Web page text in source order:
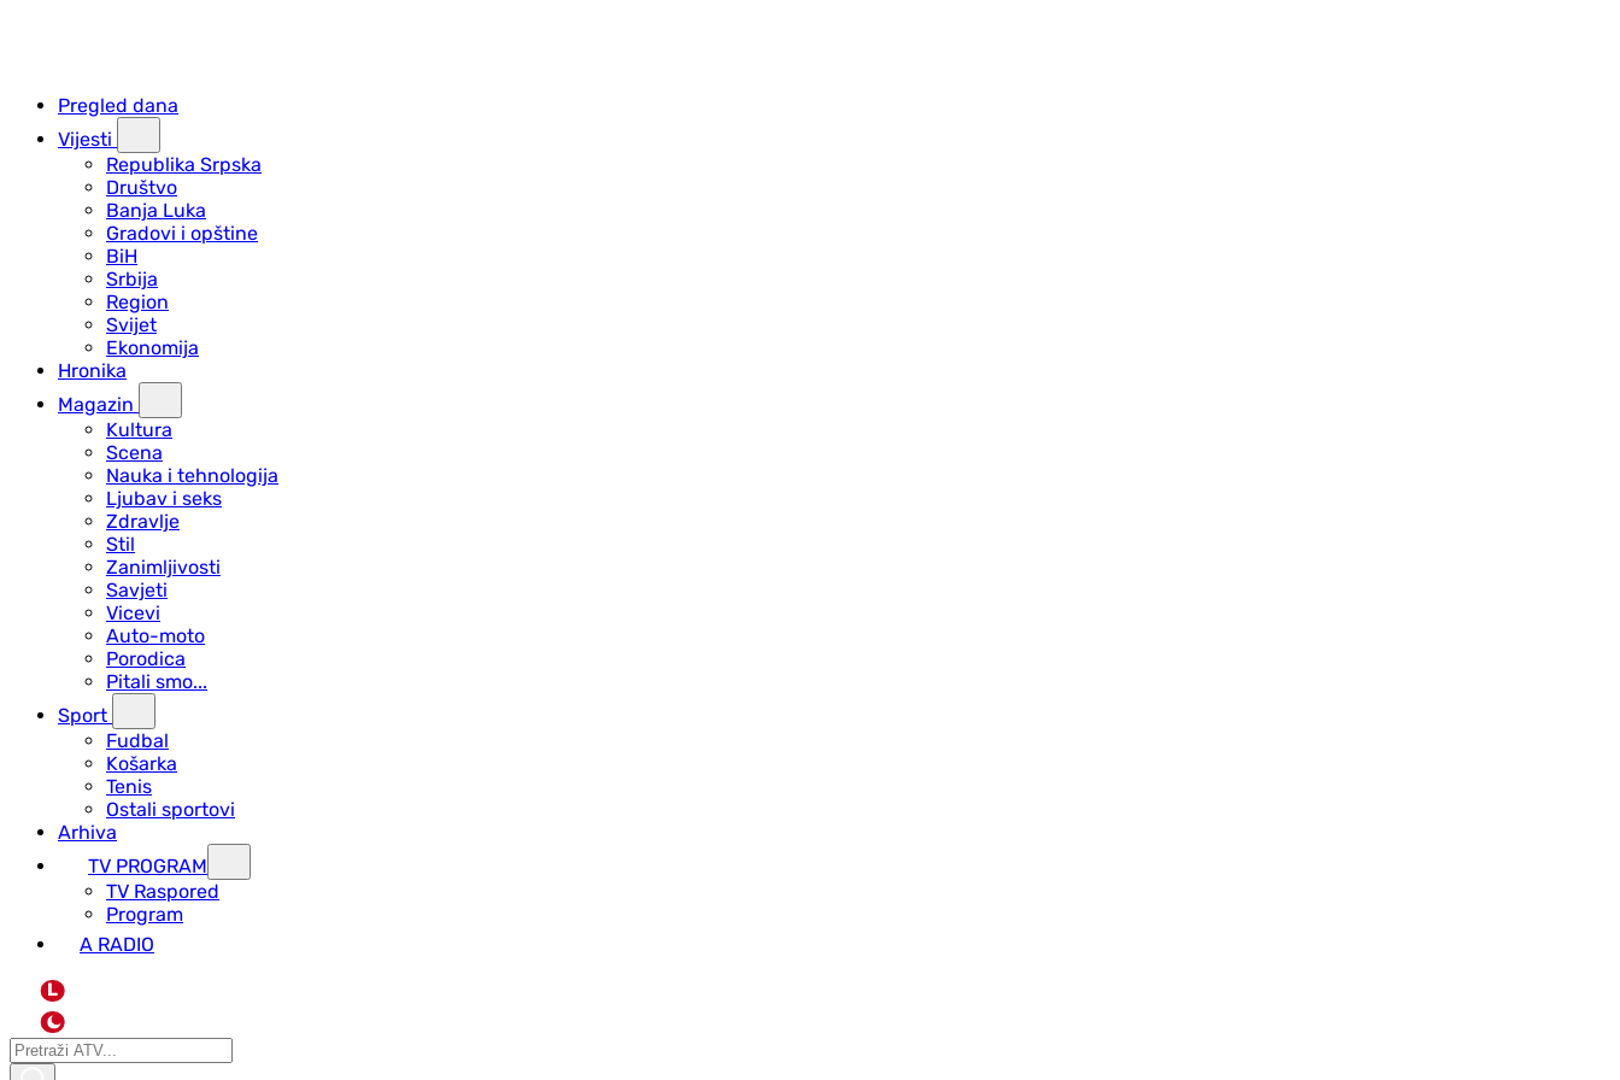
Pregled dana
Vijesti
Republika Srpska
Društvo
Banja Luka
Gradovi i opštine
BiH
Srbija
Region
Svijet
Ekonomija
Hronika
Magazin
Kultura
Scena
Nauka i tehnologija
Ljubav i seks
Zdravlje
Stil
Zanimljivosti
Savjeti
Vicevi
Auto-moto
Porodica
Pitali smo...
Sport
Fudbal
Košarka
Tenis
Ostali sportovi
Arhiva
TV PROGRAM
ТV Raspored
Program
A RADIO
L